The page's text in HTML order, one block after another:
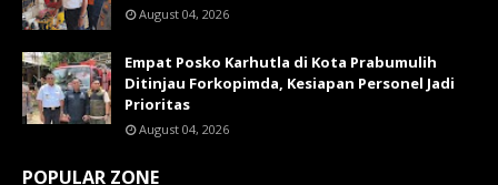
August 04, 2026
Empat Posko Karhutla di Kota Prabumulih
Ditinjau Forkopimda, Kesiapan Personel Jadi
Prioritas
August 04, 2026
POPULAR ZONE